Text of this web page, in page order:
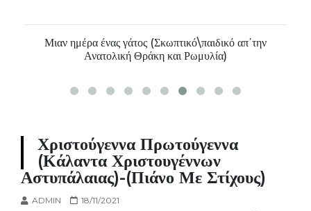
Μιαν ημέρα ένας γάτος (Σκωπτικό\παιδικό απ΄την
Ανατολική Θράκη και Ρωμυλία)
Χριστούγεννα Πρωτούγεννα
(Κάλαντα Χριστουγέννων
Αστυπάλαιας)-(πιάνο Με Στίχους)
ADMIN
18/11/2021